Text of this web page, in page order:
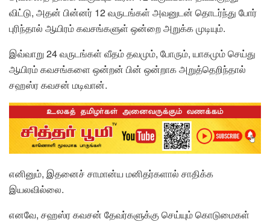
விட்டு, அதன் பின்னர் 12 வருடங்கள் அவனுடன் தொடர்ந்து போர்
புரிந்தால் ஆயிரம் கவசங்களுள் ஒன்றை அறுக்க முடியும்.
இவ்வாறு 24 வருடங்கள் வீதம் தவமும், போரும், யாகமும் செய்து
ஆயிரம் கவசங்களை ஒன்றன் பின் ஒன்றாக அறுத்தெறிந்தால்
சஹஸ்ர கவசன் மடிவான்.
எனினும், இதனைச் சாமான்ய மனிதர்களால் சாதிக்க
இயலவில்லை.
எனவே, சஹஸ்ர கவசன் தேவர்களுக்கு செய்யும் கொடுமைகள்